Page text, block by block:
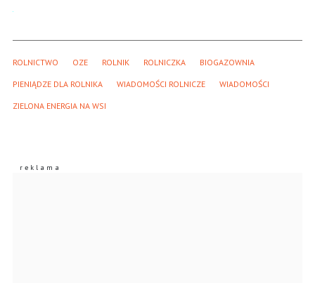
ROLNICTWO OZE ROLNIK ROLNICZKA BIOGAZOWNIA
PIENIĄDZE DLA ROLNIKA WIADOMOŚCI ROLNICZE WIADOMOŚCI
ZIELONA ENERGIA NA WSI